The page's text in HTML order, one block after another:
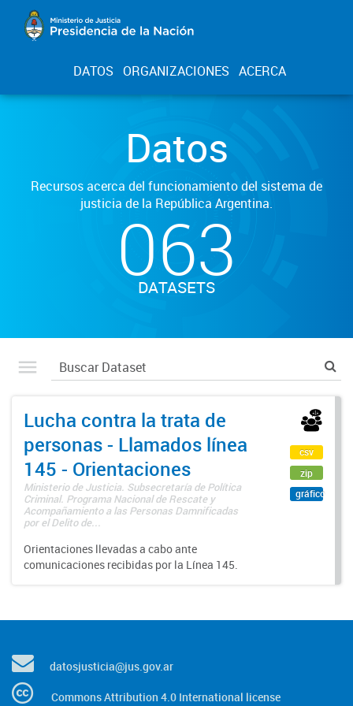
DATOS ORGANIZACIONES ACERCA
Datos
Recursos acerca del funcionamiento del sistema de
justicia de la República Argentina.
063
DATASETS
Lucha contra la trata de
personas - Llamados línea
145 - Orientaciones
Ministerio de Justicia. Subsecretaría de Política
Criminal. Programa Nacional de Rescate y
Acompañamiento a las Personas Damnificadas
por el Delito de...
Orientaciones llevadas a cabo ante
comunicaciones recibidas por la Línea 145.
csv
zip
gráfico
datosjusticia@jus.gov.ar
Commons Attribution 4.0 International license